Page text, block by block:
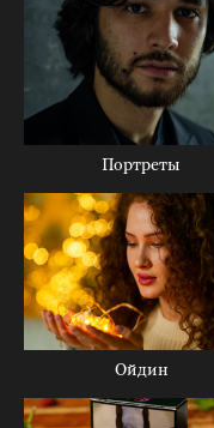
Портреты
Ойдин